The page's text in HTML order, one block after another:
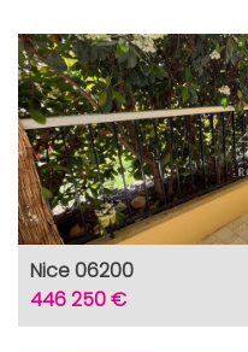
Nice 06200
446 250 €